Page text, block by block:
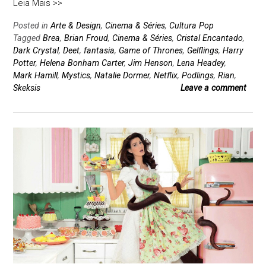
Leia Mais >>
Posted in Arte & Design, Cinema & Séries, Cultura Pop
Tagged Brea, Brian Froud, Cinema & Séries, Cristal Encantado,
Dark Crystal, Deet, fantasia, Game of Thrones, Gelflings, Harry
Potter, Helena Bonham Carter, Jim Henson, Lena Headey,
Mark Hamill, Mystics, Natalie Dormer, Netflix, Podlings, Rian,
Skeksis
Leave a comment